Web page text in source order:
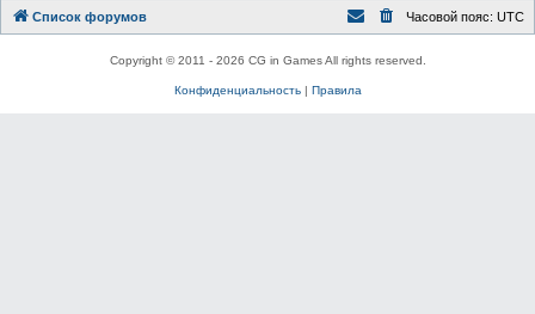
Список форумов Часовой пояс: UTC
Copyright © 2011 - 2026 CG in Games All rights reserved.
Конфиденциальность| Правила